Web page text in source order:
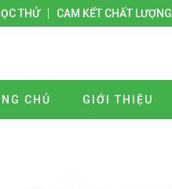
THỬ CAM KẾT CHẤT LƯỢNG
CHỦ GIỚI THIỆU